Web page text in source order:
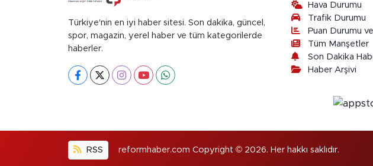
Türkiye'nin en iyi haber sitesi. Son dakika, güncel,
spor, magazin, yerel haber ve tüm kategorilerde
haberler.
Hava Durumu
Trafik Durumu
Puan Durumu
Tüm Manşetler
Son Dakika
Haber Arşivi
RSS reformhaber.com Copyright © 2026. Her hakkı saklıdır.